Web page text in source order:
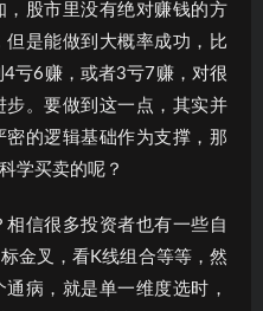
股市里没有绝对赚钱的方
是能做到大概率成功，比
亏6赚，或者3亏7赚，对很
。要做到这一点，其实并
的逻辑基础作为支撑，那
学买卖的呢？
信很多投资者也有一些自
金叉，看K线组合等等，然
病，就是单一维度选时，